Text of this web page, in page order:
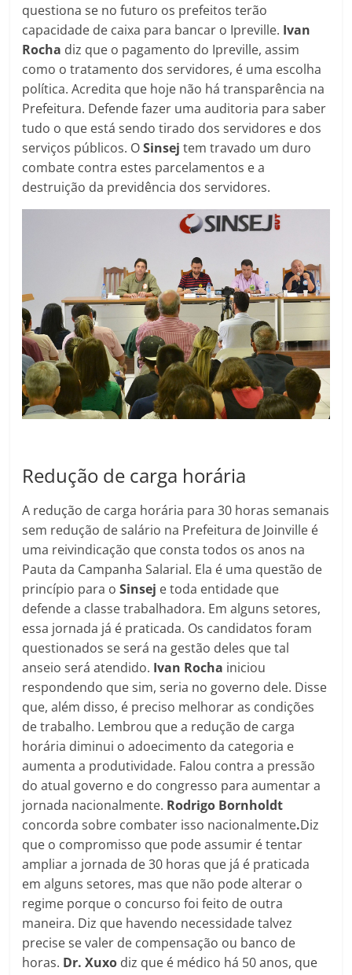
questiona se no futuro os prefeitos terão
capacidade de caixa para bancar o Ipreville. Ivan
Rocha diz que o pagamento do Ipreville, assim
como o tratamento dos servidores, é uma escolha
política. Acredita que hoje não há transparência na
Prefeitura. Defende fazer uma auditoria para saber
tudo o que está sendo tirado dos servidores e dos
serviços públicos. OSinsej tem travado um duro
combate contra estes parcelamentos e a
destruição da previdência dos servidores.
Redução de carga horária
A redução de carga horária para 30 horas semanais
sem redução de salário na Prefeitura de Joinville é
uma reivindicação que consta todos os anos na
Pauta da Campanha Salarial. Ela é uma questão de
princípio para oSinsej e toda entidade que
defende a classe trabalhadora. Em alguns setores,
essa jornada já é praticada. Os candidatos foram
questionados se será na gestão deles que tal
anseio será atendido. Ivan Rocha iniciou
respondendo que sim, seria no governo dele. Disse
que, além disso, é preciso melhorar as condições
de trabalho. Lembrou que a redução de carga
horária diminui o adoecimento da categoria e
aumenta a produtividade. Falou contra a pressão
do atual governo e do congresso para aumentar a
jornada nacionalmente. Rodrigo Bornholdt
concorda sobre combater isso nacionalmente.Diz
que o compromisso que pode assumir é tentar
ampliar a jornada de 30 horas que já é praticada
em alguns setores, mas que não pode alterar o
regime porque o concurso foi feito de outra
maneira. Diz que havendo necessidade talvez
precise se valer de compensação ou banco de
horas. Dr. Xuxo diz que é médico há 50 anos, que